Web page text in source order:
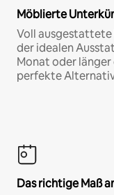
Möblierte
Voll ausgestattete
der idealen
Monat oder
perfekte
Das richtige Maß